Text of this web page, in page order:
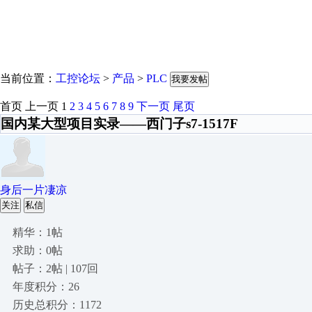
当前位置： 工控论坛 > 产品 > PLC 我要发帖
首页 上一页 1 2 3 4 5 6 7 8 9 下一页 尾页
国内某大型项目实录——西门子s7-1517F
身后一片凄凉
关注 私信
精华：1帖
求助：0帖
帖子：2帖 | 107回
年度积分：26
历史总积分：1172